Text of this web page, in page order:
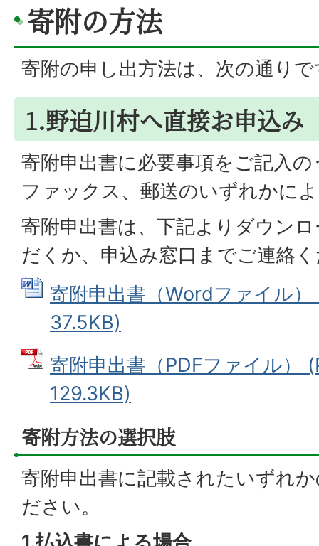
寄附の方法
寄附の申し出方法は、次の通り
1.野迫川村へ直接お申込み
寄附申出書に必要事項をご記入
ファックス、郵送のいずれかに
寄附申出書は、下記よりダウン
だくか、申込み窓口までご連絡
寄附申出書（Wordファイル
37.5KB)
寄附申出書（PDFファイル）
129.3KB)
寄附方法の選択肢
寄附申出書に記載されたいずれ
ださい。